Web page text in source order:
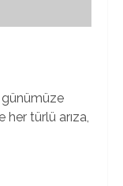
günümüze
türlü arıza,